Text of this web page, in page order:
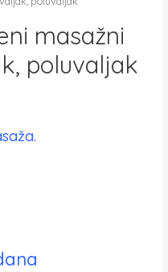
masažni
poluvaljak